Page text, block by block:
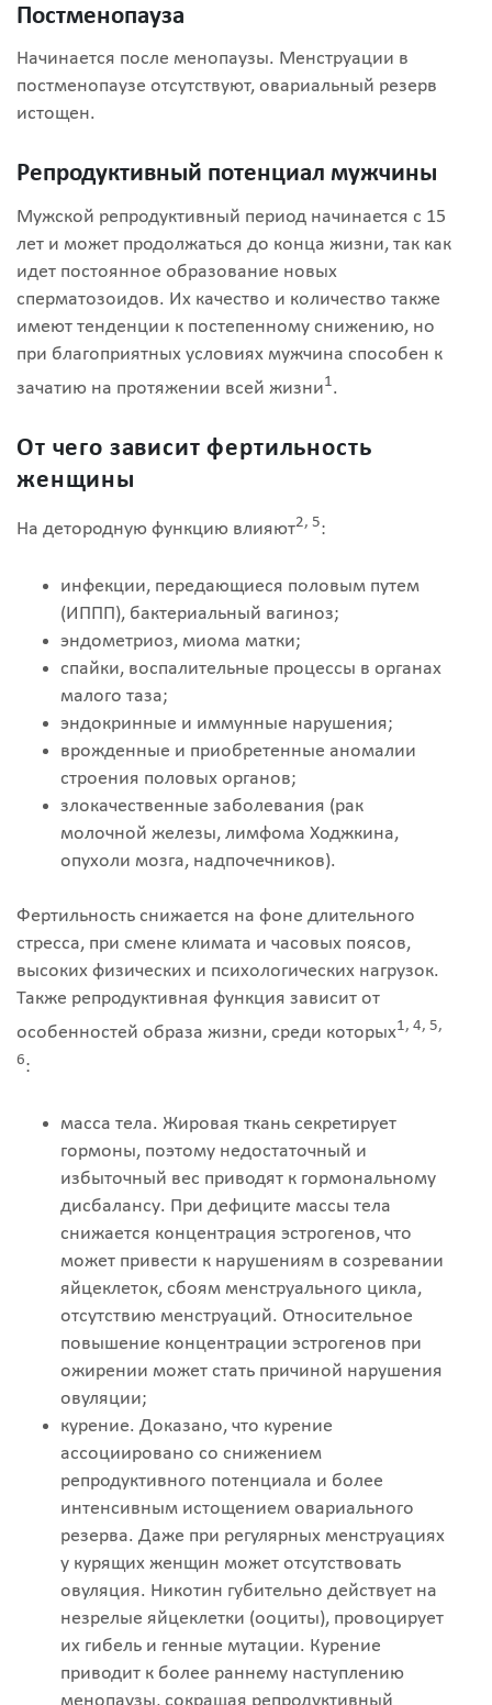
Постменопауза
Начинается после менопаузы. Менструации в
постменопаузе отсутствуют, овариальный резерв
истощен.
Репродуктивный потенциал мужчины
Мужской репродуктивный период начинается с 15
лет и может продолжаться до конца жизни, так как
идет постоянное образование новых
сперматозоидов. Их качество и количество также
имеют тенденции к постепенному снижению, но
при благоприятных условиях мужчина способен к
зачатию на протяжении всей жизни1.
От чего зависит фертильность
женщины
На детородную функцию влияют2, 5:
инфекции, передающиеся половым путем
(ИППП), бактериальный вагиноз;
эндометриоз, миома матки;
спайки, воспалительные процессы в органах
малого таза;
эндокринные и иммунные нарушения;
врожденные и приобретенные аномалии
строения половых органов;
злокачественные заболевания (рак
молочной железы, лимфома Ходжкина,
опухоли мозга, надпочечников).
Фертильность снижается на фоне длительного
стресса, при смене климата и часовых поясов,
высоких физических и психологических нагрузок.
Также репродуктивная функция зависит от
особенностей образа жизни, среди которых1, 4, 5,
6:
масса тела. Жировая ткань секретирует
гормоны, поэтому недостаточный и
избыточный вес приводят к гормональному
дисбалансу. При дефиците массы тела
снижается концентрация эстрогенов, что
может привести к нарушениям в созревании
яйцеклеток, сбоям менструального цикла,
отсутствию менструаций. Относительное
повышение концентрации эстрогенов при
ожирении может стать причиной нарушения
овуляции;
курение. Доказано, что курение
ассоциировано со снижением
репродуктивного потенциала и более
интенсивным истощением овариального
резерва. Даже при регулярных менструациях
у курящих женщин может отсутствовать
овуляция. Никотин губительно действует на
незрелые яйцеклетки (ооциты), провоцирует
их гибель и генные мутации. Курение
приводит к более раннему наступлению